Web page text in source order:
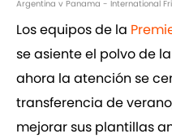
Argentina v Panama - International
Los equipos de la
se asiente el polvo de
ahora la atención se
transferencia de
mejorar sus plantillas